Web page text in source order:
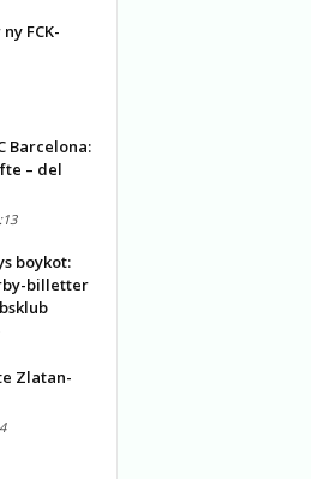
FCK-
Barcelona:
– del
boykot:
billetter
Zlatan-